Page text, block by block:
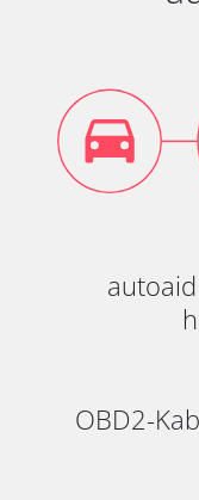
OBD2-